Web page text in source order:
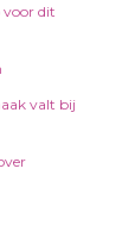
voor dit
valt bij